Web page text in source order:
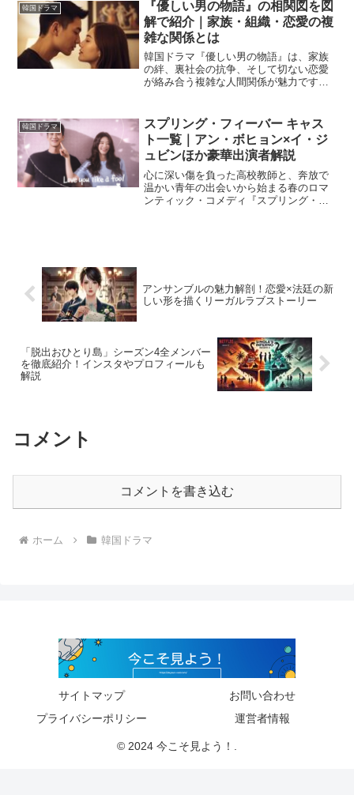
じ・ネタバレを中心...
韓国ドラマ
『優しい男の物語』の相関図を図
解で紹介｜家族・組織・恋愛の複
雑な関係とは
韓国ドラマ『優しい男の物語』は、家族
の絆、裏社会の抗争、そして切ない恋愛
が絡み合う複雑な人間関係が魅力です。
ともに、それぞれの立場や関係性を詳し
く解説します。物語をより深...
韓国ドラマ
スプリング・フィーバー キャス
ト一覧｜アン・ボヒョン×イ・ジ
ュビンほか豪華出演者解説
心に深い傷を負った高校教師と、奔放で
温かい青年の出会いから始まる春のロマ
ンティック・コメディ『スプリング・フ
アンサンブルの魅力解剖！恋愛×法廷の新
しい形を描くリーガルラブストーリー
「脱出おひとり島」シーズン4全メンバー
を徹底紹介！インスタやプロフィールも
解説
コメント
コメントを書き込む
ホーム 韓国ドラマ
サイトマップ
お問い合わせ
プライバシーポリシー
運営者情報
© 2024 今こそ見よう！.